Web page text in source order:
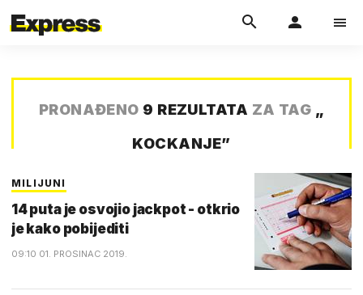
PRONAĐENO 9 REZULTATA ZA TAG „
KOCKANJE”
MILIJUNI
14 puta je osvojio jackpot - otkrio
je kako pobijediti
09:10 01. PROSINAC 2019.